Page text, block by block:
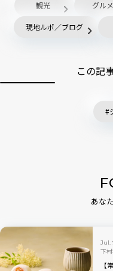
観光 グルメ
現地ルポ／ブログ
この記
あな
Jul.
下
【